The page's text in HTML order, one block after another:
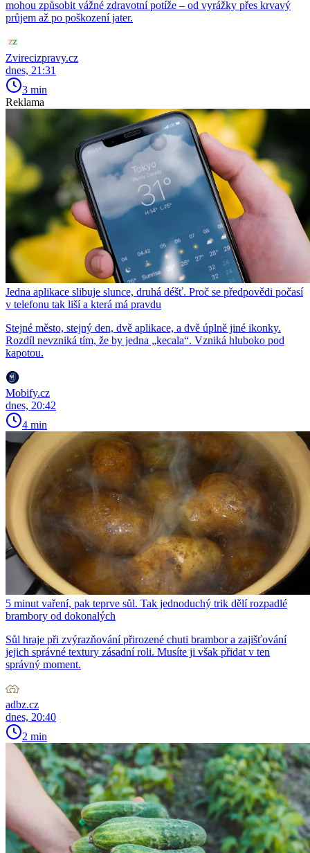
mohou způsobit vážné zdravotní potíže – od vyrážky přes krvavý
průjem až po poškození jater.
Zvirecizpravy.cz
dnes, 21:31
3 min
Reklama
Jedna aplikace slibuje slunce, druhá déšť. Proč se předpovědi počasí
v telefonu tak liší a která má pravdu
Stejné město, stejný den, dvě aplikace, a dvě úplně jiné ikonky.
Rozdíl nevzniká tím, že by jedna „kecala“. Vzniká hluboko pod
kapotou.
Mobify.cz
dnes, 20:42
4 min
5 minut vaření, pak teprve sůl. Tak jednoduchý trik dělí rozpadlé
brambory od dokonalých
Sůl hraje při zvýrazňování přirozené chuti brambor a zajišťování
jejich správné textury zásadní roli. Musíte ji však přidat v ten
správný moment.
adbz.cz
dnes, 20:40
2 min